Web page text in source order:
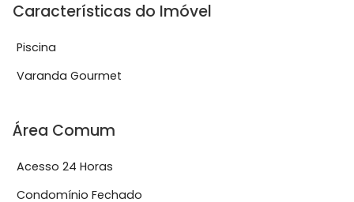
Características do Imóvel
Piscina
Varanda Gourmet
Área Comum
Acesso 24 Horas
Condomínio Fechado